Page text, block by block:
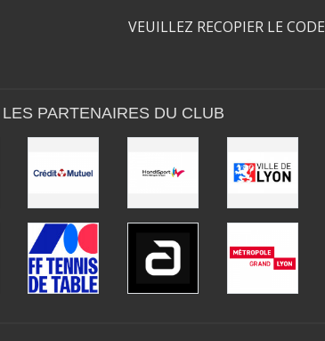
VEUILLEZ RECOPIER LE CODE
LES PARTENAIRES DU CLUB